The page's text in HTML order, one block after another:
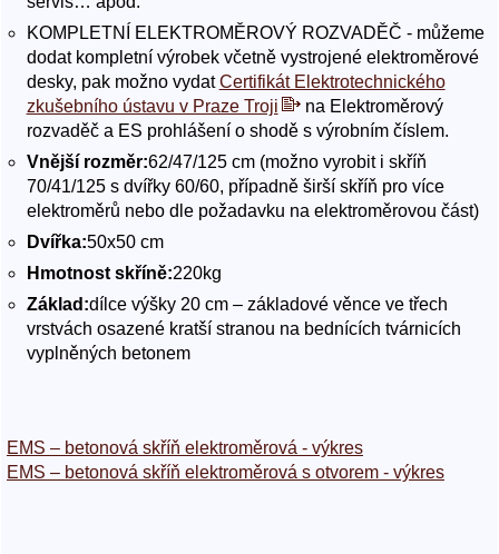
KOMPLETNÍ ELEKTROMĚROVÝ ROZVADĚČ - můžeme
dodat kompletní výrobek včetně vystrojené elektroměrové
desky, pak možno vydatCertifikát Elektrotechnického
zkušebního ústavu v Praze Troji
na Elektroměrový
rozvaděč a ES prohlášení o shodě s výrobním číslem.
Vnější rozměr:62/47/125 cm (možno vyrobit i skříň
70/41/125 s dvířky 60/60, případně širší skříň pro více
elektroměrů nebo dle požadavku na elektroměrovou část)
Dvířka:50x50 cm
Hmotnost skříně:220kg
Základ:dílce výšky 20 cm – základové věnce ve třech
vrstvách osazené kratší stranou na bednících tvárnicích
vyplněných betonem
EMS – betonová skříň elektroměrová - výkres
EMS – betonová skříň elektroměrová s otvorem - výkres